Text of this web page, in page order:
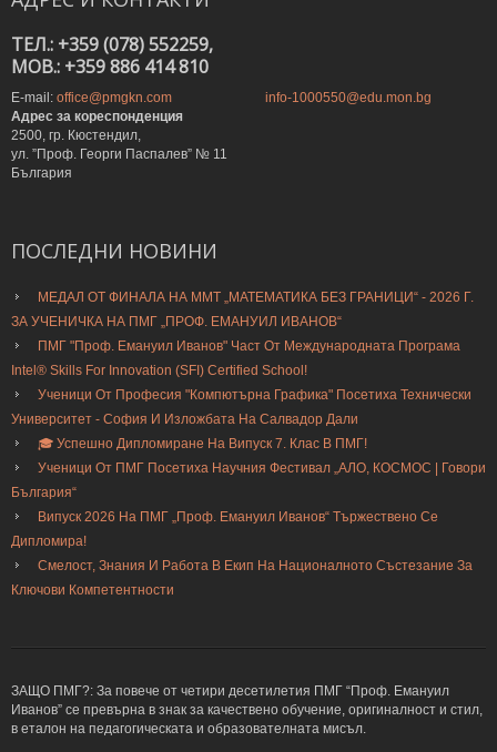
ТЕЛ.: +359 (078) 552259,
MOB.: +359 886 414 810
E-mail: office@pmgkn.com
info-1000550@edu.mon.bg
Адрес за кореспонденция
2500, гр. Кюстендил,
ул. ”Проф. Георги Паспалев” № 11
България
ПОСЛЕДНИ НОВИНИ
МЕДАЛ ОТ ФИНАЛА НА ММТ „МАТЕМАТИКА БЕЗ ГРАНИЦИ“ - 2026 Г.
ЗА УЧЕНИЧКА НА ПМГ „ПРОФ. ЕМАНУИЛ ИВАНОВ“
ПМГ "Проф. Емануил Иванов" Част От Международната Програма
Intel® Skills For Innovation (SFI) Certified School!
Ученици От Професия "Компютърна Графика" Посетиха Технически
Университет - София И Изложбата На Салвадор Дали
🎓 Успешно Дипломиране На Випуск 7. Клас В ПМГ!
Ученици От ПМГ Посетиха Научния Фестивал „АЛО, КОСМОС | Говори
България“
Випуск 2026 На ПМГ „Проф. Емануил Иванов“ Тържествено Се
Дипломира!
Смелост, Знания И Работа В Екип На Националното Състезание За
Ключови Компетентности
ЗАЩО ПМГ?: За повече от четири десетилетия ПМГ “Проф. Емануил
Иванов” се превърна в знак за качествено обучение, оригиналност и стил,
в еталон на педагогическата и образователната мисъл.